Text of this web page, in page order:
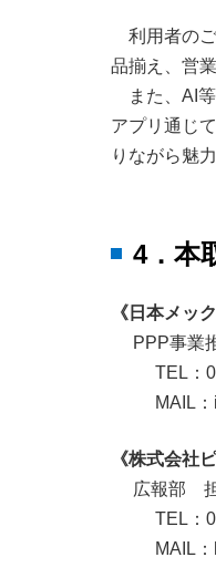
利用者の
品揃え、営
また、AI
アプリ通じ
りながら魅
4．本
《日本メッ
PPP事業
TEL：
MAIL
《株式会社
広報部
TEL：
MAIL